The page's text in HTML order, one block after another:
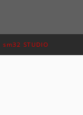
sm32 STUDIO